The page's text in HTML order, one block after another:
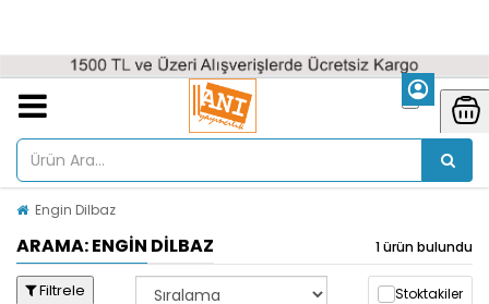
Engin Dilbaz
ARAMA: ENGIN DILBAZ 1 ürün bulundu
Filtrele Stoktakiler